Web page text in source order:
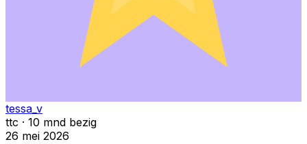
tessa_v
ttc · 10 mnd bezig
26 mei 2026